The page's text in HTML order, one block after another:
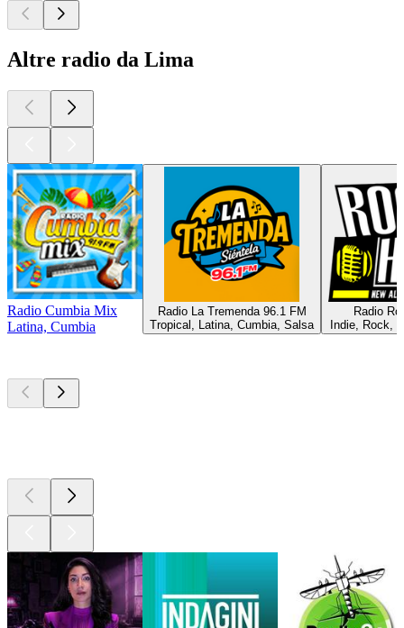
Altre radio da Lima
Radio Cumbia Mix
Latina, Cumbia
Radio La Tremenda 96.1 FM
Tropical, Latina, Cumbia, Salsa
Radio
Indie, Rock,